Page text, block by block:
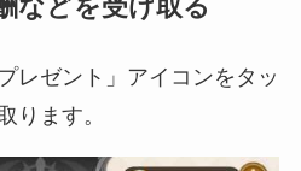
などを受け取る
レゼント」アイコンをタッ
ります。